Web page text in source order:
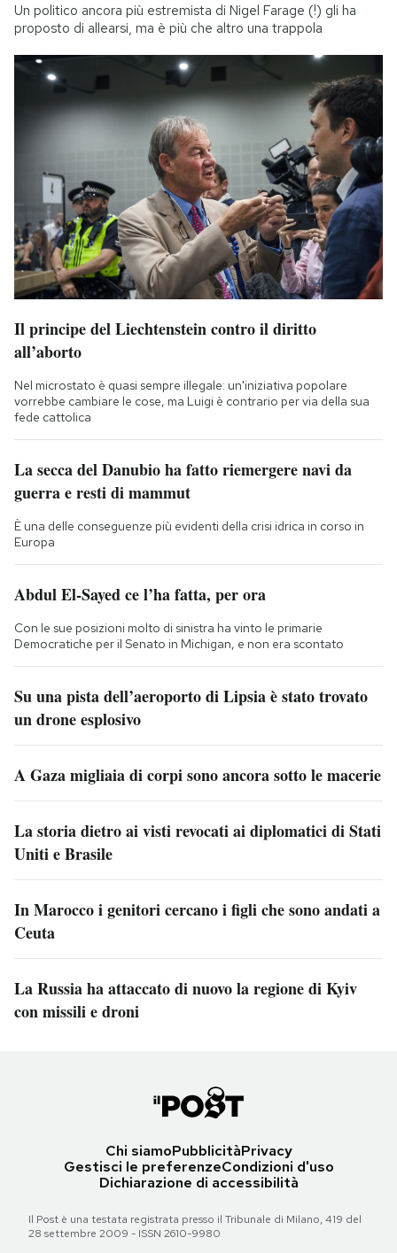
Un politico ancora più estremista di Nigel Farage (!) gli ha
proposto di allearsi, ma è più che altro una trappola
Il principe del Liechtenstein contro il diritto
all’aborto
Nel microstato è quasi sempre illegale: un'iniziativa popolare
vorrebbe cambiare le cose, ma Luigi è contrario per via della sua
fede cattolica
La secca del Danubio ha fatto riemergere navi da
guerra e resti di mammut
È una delle conseguenze più evidenti della crisi idrica in corso in
Europa
Abdul El-Sayed ce l’ha fatta, per ora
Con le sue posizioni molto di sinistra ha vinto le primarie
Democratiche per il Senato in Michigan, e non era scontato
Su una pista dell’aeroporto di Lipsia è stato trovato
un drone esplosivo
A Gaza migliaia di corpi sono ancora sotto le macerie
La storia dietro ai visti revocati ai diplomatici di Stati
Uniti e Brasile
In Marocco i genitori cercano i figli che sono andati a
Ceuta
La Russia ha attaccato di nuovo la regione di Kyiv
con missili e droni
Chi siamoPubblicitàPrivacy
Gestisci le preferenzeCondizioni d'uso
Dichiarazione di accessibilità
Il Post è una testata registrata presso il Tribunale di Milano, 419 del
28 settembre 2009 - ISSN 2610-9980